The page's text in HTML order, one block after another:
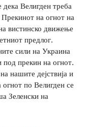
Велигден треба
на огнот на
вистинско движење
предлог.
сили на Украина
под прекин на огнот.
нашите дејствија и
по Велигден се
Зеленски на